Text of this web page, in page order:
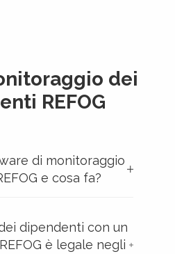
dei
REFOG
di monitoraggio
e cosa fa?
dipendenti con un
è legale negli